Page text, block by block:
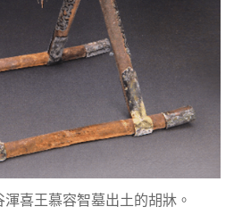
喜王慕容智墓出土的胡牀。